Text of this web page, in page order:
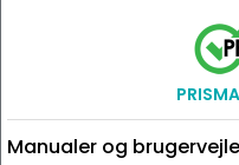
Manualer og